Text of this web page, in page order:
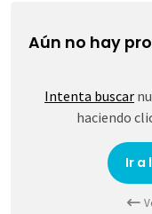
Aún no hay
Intenta buscar
haciendo
Ir a